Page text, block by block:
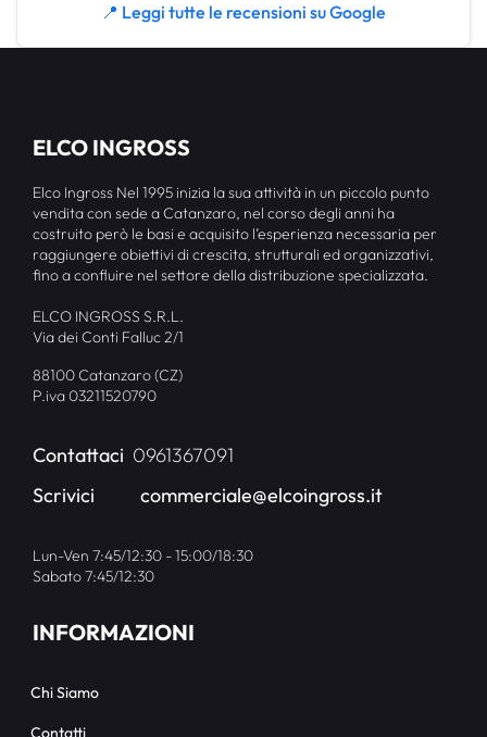
📍 Leggi tutte le recensioni su Google
ELCO INGROSS
Elco Ingross Nel 1995 inizia la sua attività in un piccolo punto
vendita con sede a Catanzaro, nel corso degli anni ha
costruito però le basi e acquisito l’esperienza necessaria per
raggiungere obiettivi di crescita, strutturali ed organizzativi,
fino a confluire nel settore della distribuzione specializzata.
ELCO INGROSS S.R.L.
Via dei Conti Falluc 2/1
88100 Catanzaro (CZ)
P.iva 03211520790
Contattaci 0961367091
Scrivici
commerciale@elcoingross.it
Lun-Ven 7:45/12:30 - 15:00/18:30
Sabato 7:45/12:30
INFORMAZIONI
Chi Siamo
Contatti